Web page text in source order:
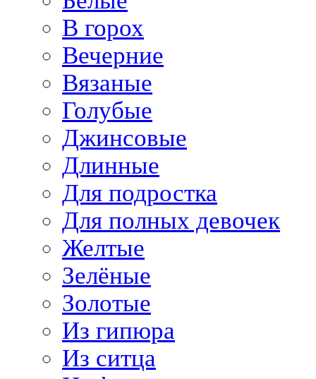
В горох
Вечерние
Вязаные
Голубые
Джинсовые
Длинные
Для подростка
Для полных девочек
Желтые
Зелёные
Золотые
Из гипюра
Из ситца